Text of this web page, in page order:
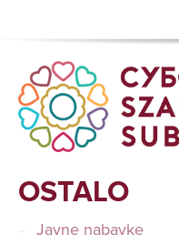
OSTALO
Javne nabavke